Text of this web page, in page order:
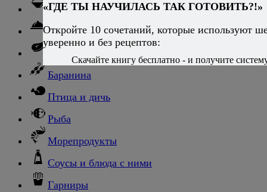
Ньокки
Свинина
Баранина
Птица и дичь
Рыба
Морепродукты
Соусы и блюда с ними
Гарниры
«ГДЕ ТЫ НАУЧИЛАСЬ ТАК ГОТОВИТЬ?!»
Откройте 10 сочетаний, которые используют
уверенно и без рецептов:
Скачайте книгу бесплатно - и получите